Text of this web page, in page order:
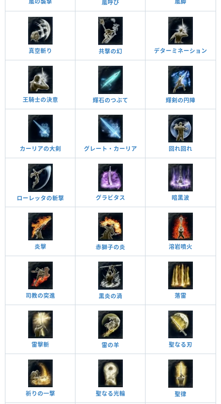
嵐呼び
真空斬り 共撃の幻 デターミネーション
王騎士の決意 輝石のつぶて 輝剣の円陣
カーリアの大剣 グレート・カーリア 回れ回れ
ローレッタの斬撃 グラビタス 暗黑波
炎擊 赤獅子の炎 溶岩噴火
司教の突進 黒炎の渦 落雷
雷擊斬 雷の羊 聖なる刃
祈りの一撃 聖なる光輪 聖律